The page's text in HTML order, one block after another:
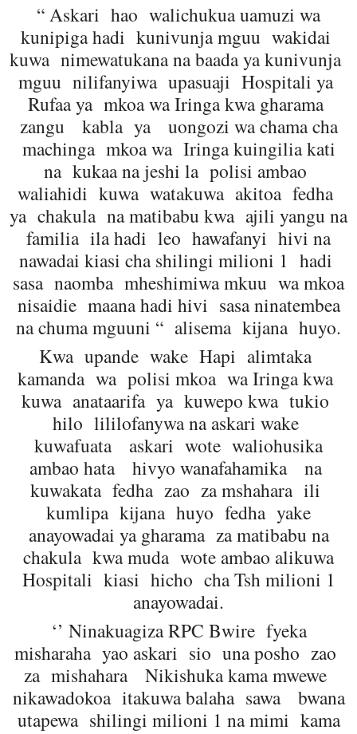
“ Askari hao walichukua uamuzi wa
kunipiga hadi kunivunja mguu wakidai
kuwa nimewatukana na baada ya kunivunja
mguu nilifanyiwa upasuaji Hospitali ya
Rufaa ya mkoa wa Iringa kwa gharama
zangu kabla ya uongozi wa chama cha
machinga mkoa wa Iringa kuingilia kati
na kukaa na jeshi la polisi ambao
waliahidi kuwa watakuwa akitoa fedha
ya chakula na matibabu kwa ajili yangu na
familia ila hadi leo hawafanyi hivi na
nawadai kiasi cha shilingi milioni 1 hadi
sasa naomba mheshimiwa mkuu wa mkoa
nisaidie maana hadi hivi sasa ninatembea
na chuma mguuni “ alisema kijana huyo.
Kwa upande wake Hapi alimtaka
kamanda wa polisi mkoa wa Iringa kwa
kuwa anataarifa ya kuwepo kwa tukio
hilo lililofanywa na askari wake
kuwafuata askari wote waliohusika
ambao hata hivyo wanafahamika na
kuwakata fedha zao za mshahara ili
kumlipa kijana huyo fedha yake
anayowadai ya gharama za matibabu na
chakula kwa muda wote ambao alikuwa
Hospitali kiasi hicho cha Tsh milioni 1
anayowadai.
‘’ Ninakuagiza RPC Bwire fyeka
misharaha yao askari sio una posho zao
za mishahara Nikishuka kama mwewe
nikawadokoa itakuwa balaha sawa bwana
utapewa shilingi milioni 1 na mimi kama